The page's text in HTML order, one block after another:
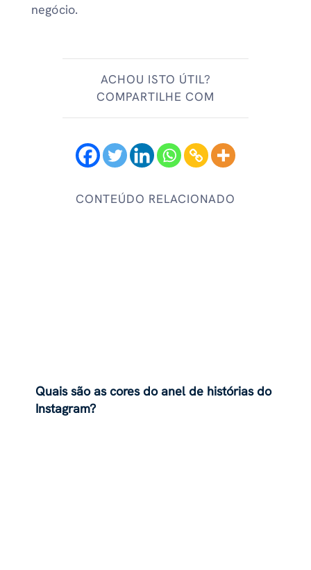
negócio.
ACHOU ISTO ÚTIL?
COMPARTILHE COM
CONTEÚDO RELACIONADO
Quais são as cores do anel de histórias do
Instagram?